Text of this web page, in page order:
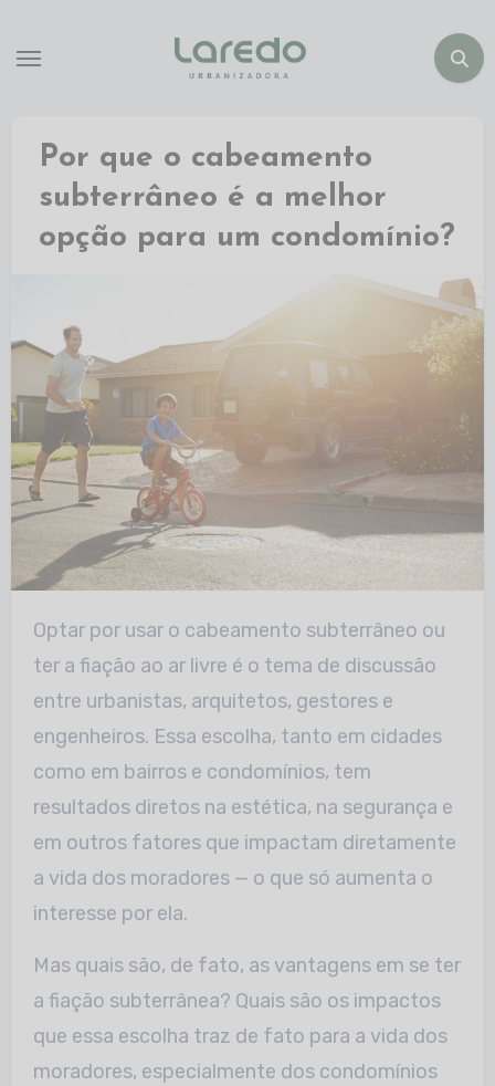
Por que o cabeamento
subterrâneo é a melhor
opção para um condomínio?
Optar por usar o cabeamento subterrâneo ou
ter a fiação ao ar livre é o tema de discussão
entre urbanistas, arquitetos, gestores e
engenheiros. Essa escolha, tanto em cidades
como em bairros e condomínios, tem
resultados diretos na estética, na segurança e
em outros fatores que impactam diretamente
a vida dos moradores — o que só aumenta o
interesse por ela.
Mas quais são, de fato, as vantagens em se ter
a fiação subterrânea? Quais são os impactos
que essa escolha traz de fato para a vida dos
moradores, especialmente dos condomínios